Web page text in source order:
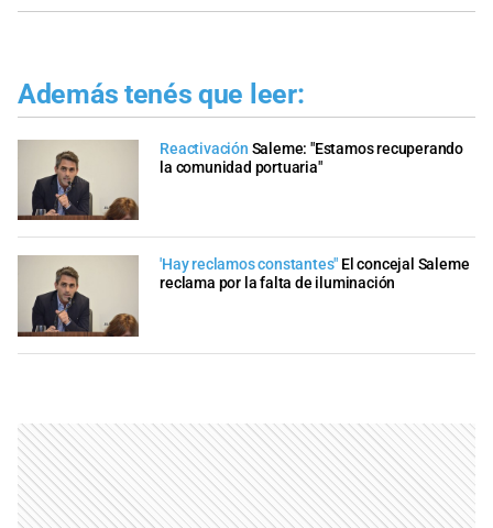
Además tenés que leer:
Reactivación Saleme: "Estamos recuperando
la comunidad portuaria"
'Hay reclamos constantes" El concejal Saleme
reclama por la falta de iluminación